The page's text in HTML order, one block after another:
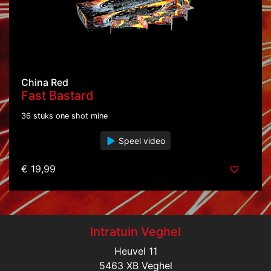
China Red
Fast Bastard
36 stuks one shot mine
Speel video
€ 19,99
Intratuin Veghel
Heuvel 11
5463 XB Veghel